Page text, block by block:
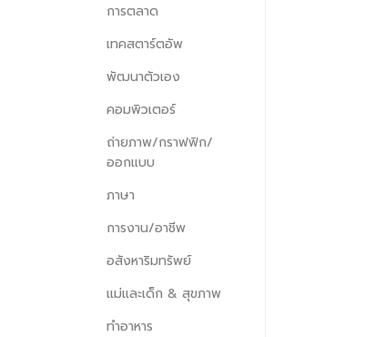
การตลาด
เทคสตาร์ตอัพ
พัฒนาตัวเอง
คอมพิวเตอร์
ถ่ายภาพ/กราฟฟิก/
ออกแบบ
ภาษา
การงาน/อาชีพ
อสังหาริมทรัพย์
แม่และเด็ก & สุขภาพ
ทำอาหาร